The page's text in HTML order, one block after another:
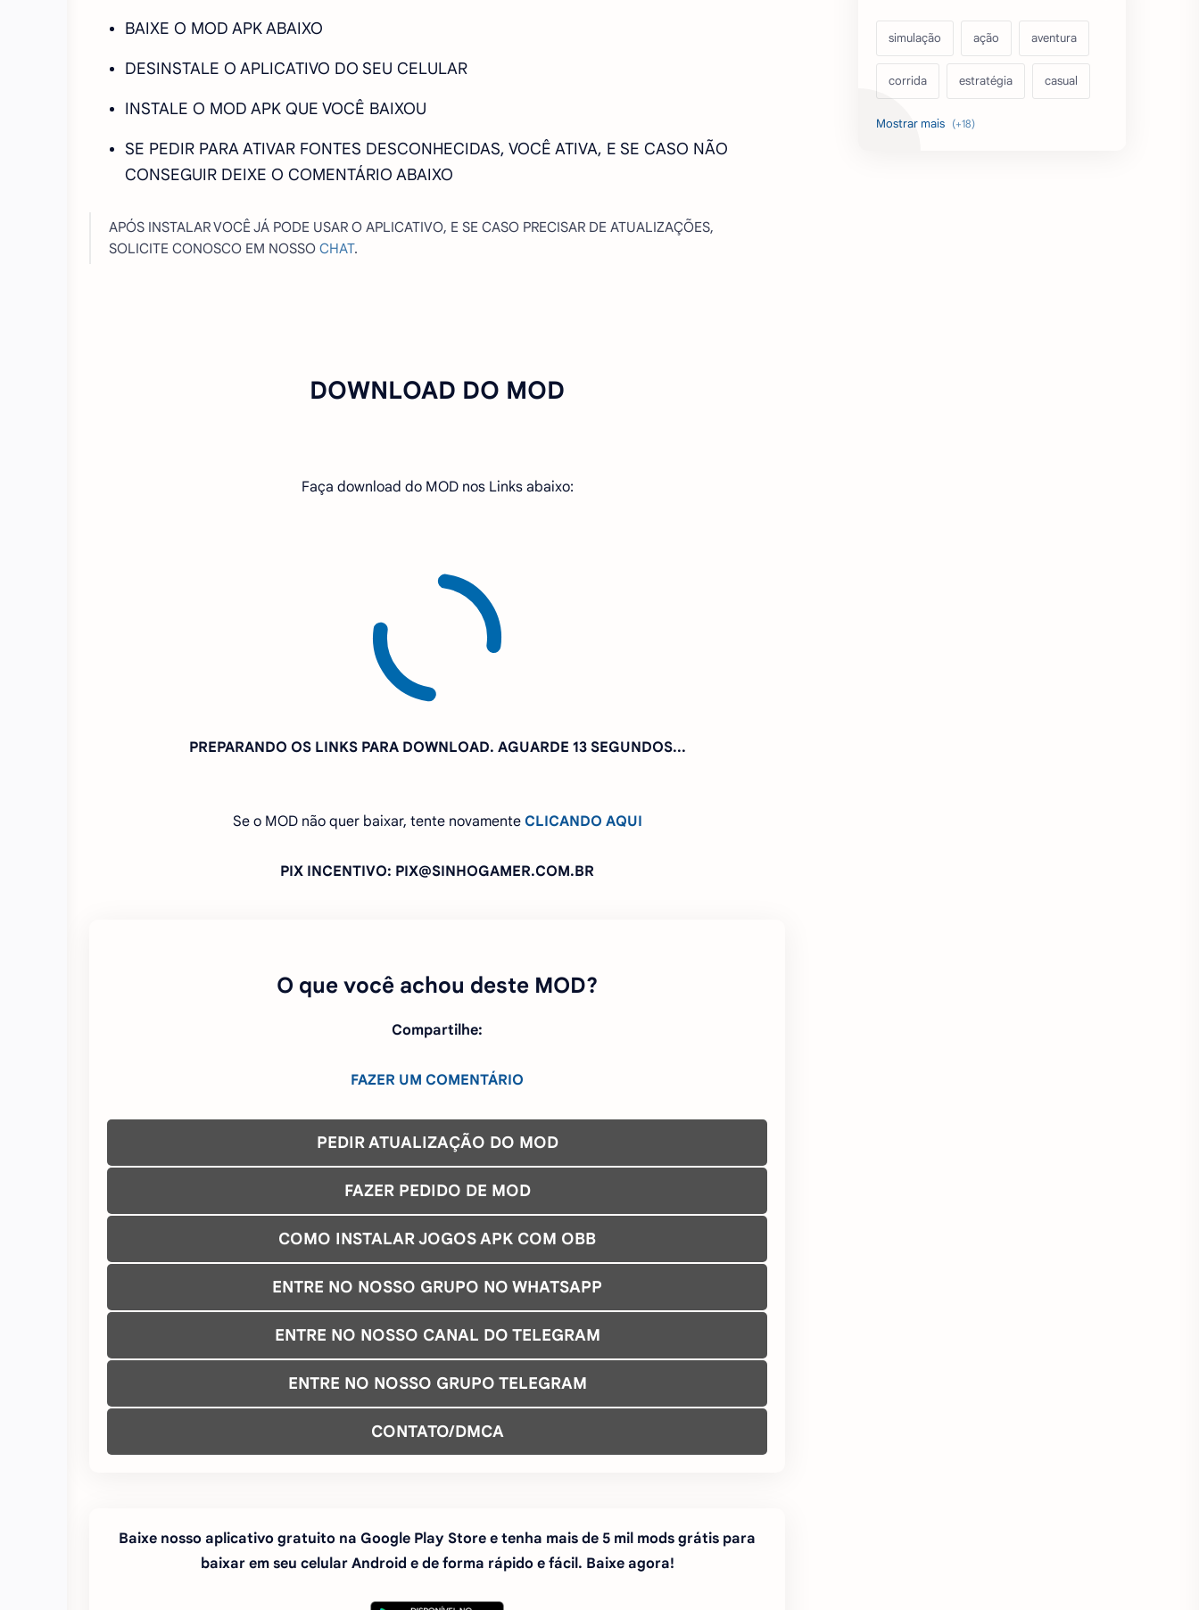
BAIXE O MOD APK ABAIXO
DESINSTALE O APLICATIVO DO SEU CELULAR
INSTALE O MOD APK QUE VOCÊ BAIXOU
SE PEDIR PARA ATIVAR FONTES DESCONHECIDAS, VOCÊ ATIVA, E SE CASO NÃO
CONSEGUIR DEIXE O COMENTÁRIO ABAIXO
APÓS INSTALAR VOCÊ JÁ PODE USAR O APLICATIVO, E SE CASO PRECISAR DE ATUALIZAÇÕES,
SOLICITE CONOSCO EM NOSSO CHAT.
DOWNLOAD DO MOD
Faça download do MOD nos Links abaixo:
PREPARANDO OS LINKS PARA DOWNLOAD. AGUARDE 11 SEGUNDOS...
Se o MOD não quer baixar, tente novamente CLICANDO AQUI
PIX INCENTIVO: PIX@SINHOGAMER.COM.BR
O que você achou deste MOD?
Compartilhe:
FAZER UM COMENTÁRIO
PEDIR ATUALIZAÇÃO DO MOD
FAZER PEDIDO DE MOD
COMO INSTALAR JOGOS APK COM OBB
ENTRE NO NOSSO GRUPO NO WHATSAPP
ENTRE NO NOSSO CANAL DO TELEGRAM
ENTRE NO NOSSO GRUPO TELEGRAM
CONTATO/DMCA
Baixe nosso aplicativo gratuito na Google Play Store e tenha mais de 5 mil mods grátis para
baixar em seu celular Android e de forma rápido e fácil. Baixe agora!
simulação ação aventura
corrida estratégia casual
acarde esportes